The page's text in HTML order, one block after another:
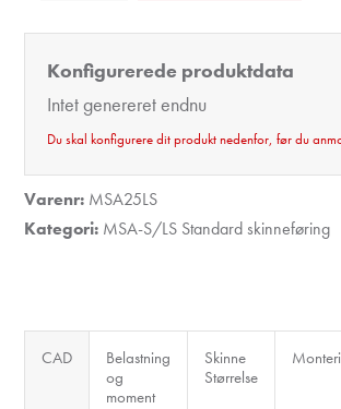
Konfigurerede produktdata
Intet genereret endnu
Du skal konfigurere dit produkt nedenfor, før du
Varenr: MSA25LS
Kategori: MSA-S/LS Standard skinneføring
CAD
Belastning
og
moment
Skinne
Størrelse